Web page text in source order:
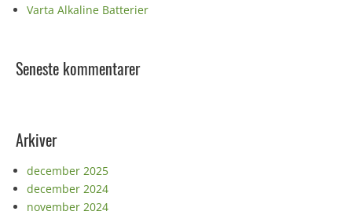
Varta Alkaline Batterier
Seneste kommentarer
Arkiver
december 2025
december 2024
november 2024